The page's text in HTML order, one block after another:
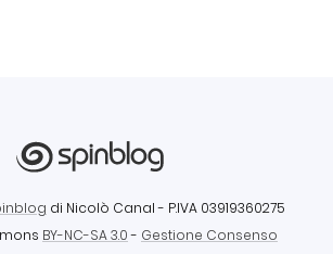
di Nicolò Canal - P.IVA 03919360275
BY-NC-SA 3.0- Gestione Consenso